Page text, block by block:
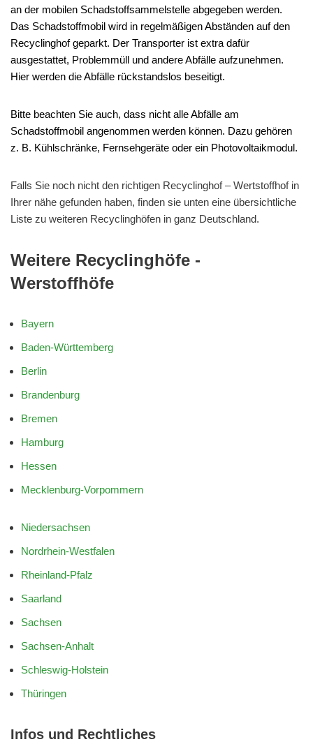
an der mobilen Schadstoffsammelstelle abgegeben werden.
Das Schadstoffmobil wird in regelmäßigen Abständen auf den
Recyclinghof geparkt. Der Transporter ist extra dafür
ausgestattet, Problemmüll und andere Abfälle aufzunehmen.
Hier werden die Abfälle rückstandslos beseitigt.
Bitte beachten Sie auch, dass nicht alle Abfälle am
Schadstoffmobil angenommen werden können. Dazu gehören
z. B. Kühlschränke, Fernsehgeräte oder ein Photovoltaikmodul.
Falls Sie noch nicht den richtigen Recyclinghof – Wertstoffhof in
Ihrer nähe gefunden haben, finden sie unten eine übersichtliche
Liste zu weiteren Recyclinghöfen in ganz Deutschland.
Weitere Recyclinghöfe -
Werstoffhöfe
Bayern
Baden-Württemberg
Berlin
Brandenburg
Bremen
Hamburg
Hessen
Mecklenburg-Vorpommern
Niedersachsen
Nordrhein-Westfalen
Rheinland-Pfalz
Saarland
Sachsen
Sachsen-Anhalt
Schleswig-Holstein
Thüringen
Infos und Rechtliches